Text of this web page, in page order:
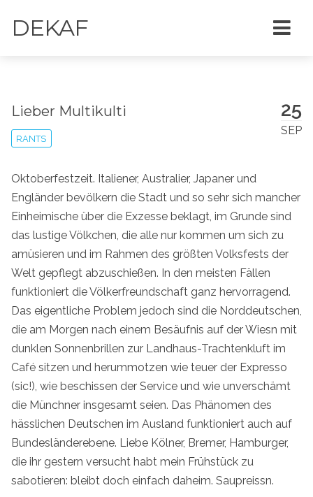
DEKAF
25
SEP
Lieber Multikulti
RANTS
Oktoberfestzeit. Italiener, Australier, Japaner und
Engländer bevölkern die Stadt und so sehr sich mancher
Einheimische über die Exzesse beklagt, im Grunde sind
das lustige Völkchen, die alle nur kommen um sich zu
amüsieren und im Rahmen des größten Volksfests der
Welt gepflegt abzuschießen. In den meisten Fällen
funktioniert die Völkerfreundschaft ganz hervorragend.
Das eigentliche Problem jedoch sind die Norddeutschen,
die am Morgen nach einem Besäufnis auf der Wiesn mit
dunklen Sonnenbrillen zur Landhaus-Trachtenkluft im
Café sitzen und herummotzen wie teuer der Expresso
(sic!), wie beschissen der Service und wie unverschämt
die Münchner insgesamt seien. Das Phänomen des
hässlichen Deutschen im Ausland funktioniert auch auf
Bundesländerebene. Liebe Kölner, Bremer, Hamburger,
die ihr gestern versucht habt mein Frühstück zu
sabotieren: bleibt doch einfach daheim. Saupreissn.